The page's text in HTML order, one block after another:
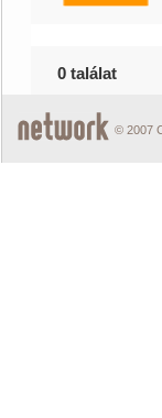
0 találat
© 2007